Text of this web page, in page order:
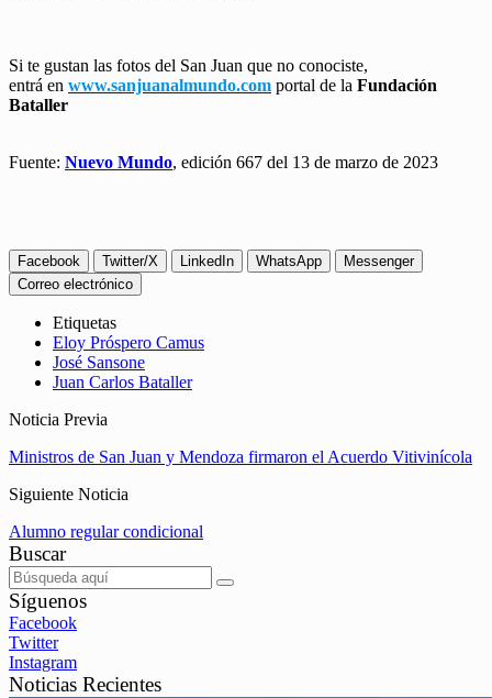
Si te gustan las fotos del San Juan que no conociste,
entrá en www.sanjuanalmundo.com portal de la Fundación
Bataller
Fuente: Nuevo Mundo, edición 667 del 13 de marzo de 2023
Facebook Twitter/X LinkedIn WhatsApp
Messenger
Correo electrónico
Etiquetas
Eloy Próspero Camus
José Sansone
Juan Carlos Bataller
Noticia Previa
Ministros de San Juan y Mendoza firmaron el Acuerdo Vitivinícola
Siguiente Noticia
Alumno regular condicional
Buscar
Síguenos
Facebook
Twitter
Instagram
Noticias Recientes